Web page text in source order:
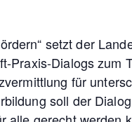
setzt der
Praxis-Dialogs zum
für
soll der